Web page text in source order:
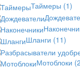
Таймеры (1)
Шланги (11)
Мотоблоки